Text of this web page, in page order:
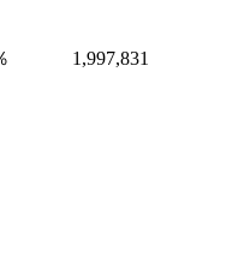
％ 1,997,831